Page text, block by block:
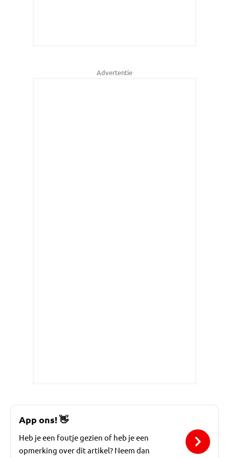
Advertentie
App ons!👋
Heb je een foutje gezien of heb je een
opmerking over dit artikel? Neem dan